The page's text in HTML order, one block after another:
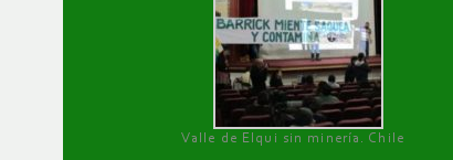
Valle de Elqui sin minería. Chile